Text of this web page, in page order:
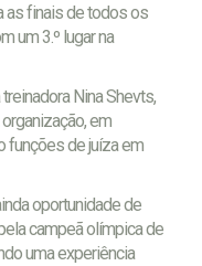
as finais de todos os
um 3.º lugar na
Nina Shevts,
em
funções de juíza em
oportunidade de
campeã olímpica de
uma experiência